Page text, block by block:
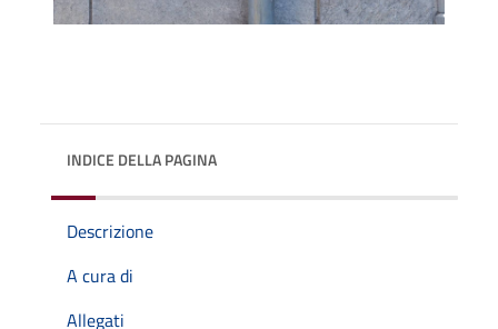
INDICE DELLA PAGINA
Descrizione
A cura di
Allegati